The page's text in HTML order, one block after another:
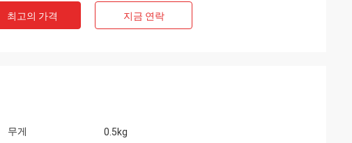
최고의 가격 지금 연락
무게 0.5kg